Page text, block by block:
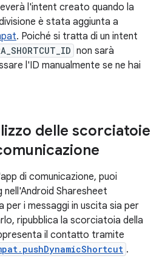
l'intent creato quando la
è stata aggiunta a
. Poiché si tratta di un intent
non sarà
l'ID manualmente se ne hai
delle scorciatoie
di comunicazione, puoi
nell'Android Sharesheet
per i messaggi in uscita sia per
ripubblica la scorciatoia della
il contatto tramite
.